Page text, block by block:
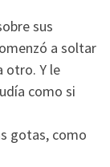
sus
a soltar
otro. Y le
como si
gotas, como